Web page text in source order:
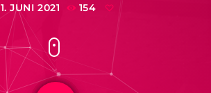
1. JUNI 2021 154